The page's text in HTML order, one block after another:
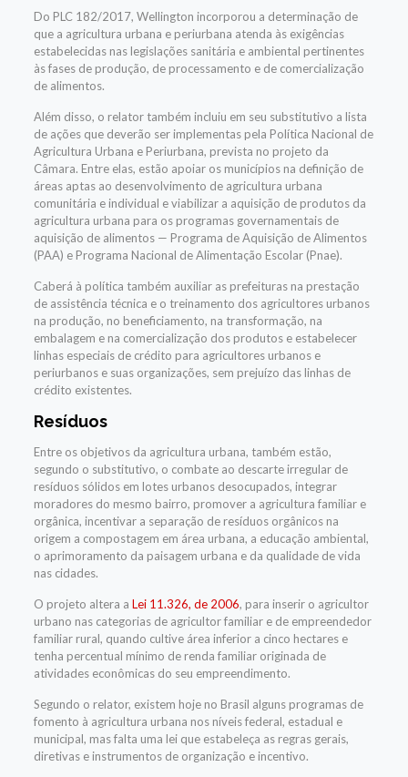
Do PLC 182/2017, Wellington incorporou a determinação de
que a agricultura urbana e periurbana atenda às exigências
estabelecidas nas legislações sanitária e ambiental pertinentes
às fases de produção, de processamento e de comercialização
de alimentos.
Além disso, o relator também incluiu em seu substitutivo a lista
de ações que deverão ser implementas pela Política Nacional de
Agricultura Urbana e Periurbana, prevista no projeto da
Câmara. Entre elas, estão apoiar os municípios na definição de
áreas aptas ao desenvolvimento de agricultura urbana
comunitária e individual e viabilizar a aquisição de produtos da
agricultura urbana para os programas governamentais de
aquisição de alimentos — Programa de Aquisição de Alimentos
(PAA) e Programa Nacional de Alimentação Escolar (Pnae).
Caberá à política também auxiliar as prefeituras na prestação
de assistência técnica e o treinamento dos agricultores urbanos
na produção, no beneficiamento, na transformação, na
embalagem e na comercialização dos produtos e estabelecer
linhas especiais de crédito para agricultores urbanos e
periurbanos e suas organizações, sem prejuízo das linhas de
crédito existentes.
Resíduos
Entre os objetivos da agricultura urbana, também estão,
segundo o substitutivo, o combate ao descarte irregular de
resíduos sólidos em lotes urbanos desocupados, integrar
moradores do mesmo bairro, promover a agricultura familiar e
orgânica, incentivar a separação de resíduos orgânicos na
origem a compostagem em área urbana, a educação ambiental,
o aprimoramento da paisagem urbana e da qualidade de vida
nas cidades.
O projeto altera a Lei 11.326, de 2006, para inserir o agricultor
urbano nas categorias de agricultor familiar e de empreendedor
familiar rural, quando cultive área inferior a cinco hectares e
tenha percentual mínimo de renda familiar originada de
atividades econômicas do seu empreendimento.
Segundo o relator, existem hoje no Brasil alguns programas de
fomento à agricultura urbana nos níveis federal, estadual e
municipal, mas falta uma lei que estabeleça as regras gerais,
diretivas e instrumentos de organização e incentivo.